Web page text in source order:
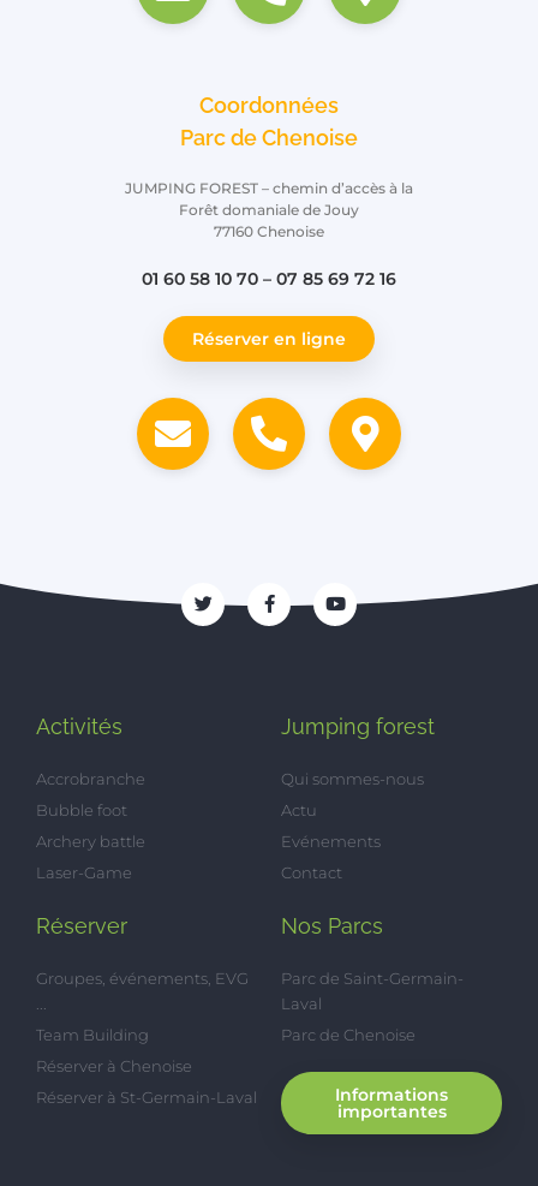
Coordonnées
Parc de Chenoise
JUMPING FOREST – chemin d’accès à la
Forêt domaniale de Jouy
77160 Chenoise
01 60 58 10 70 – 07 85 69 72 16
Réserver en ligne
Activités
Accrobranche
Bubble foot
Archery battle
Laser-Game
Jumping forest
Qui sommes-nous
Actu
Evénements
Contact
Réserver
Groupes, événements, EVG
Team Building
Réserver à Chenoise
Réserver à St-Germain-Laval
Nos Parcs
Parc de Saint-Germain-
Laval
Parc de Chenoise
Informations
importantes